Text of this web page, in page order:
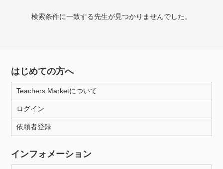
検索条件に一致する先生が見つかりませんでした。
月曜日 火曜日
所属大学
距離：15km以内
はじめての方へ
Teachers Marketについて
ログイン
依頼者登録
インフォメーション